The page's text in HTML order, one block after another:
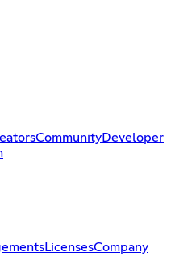
CommunityDeveloper
LicensesCompany